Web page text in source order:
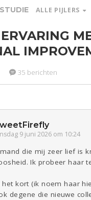
ALLE PIJLERS
Werk &
Sport Contact
35 berichten
9 juni 2026 om 10:24
die mij zeer lief is
Ik probeer haar
het kort (ik noem haar
degene die nieuwe